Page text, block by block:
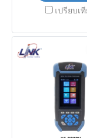
ฝ่ายขายเพื่ออัพเ
พอร์ตเชื่อมต่อ
โดดเด่นด้วยมาต
ปลอดภัยทางไซเบ
IEC 62443-4-2 พ
ฟังก์ชันจัดการเครื
ทั้ง RSTP, VLAN,
และเป็นอุปกรณ์
Ethernet/IP ภา
เปรียบเ